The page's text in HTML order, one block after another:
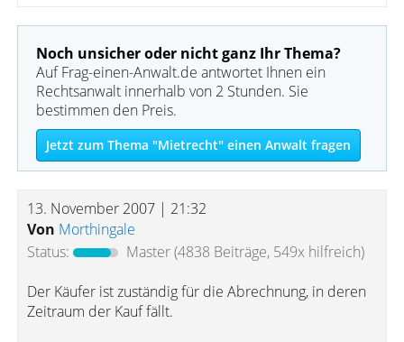
Noch unsicher oder nicht ganz Ihr Thema?
Auf Frag-einen-Anwalt.de antwortet Ihnen ein
Rechtsanwalt innerhalb von 2 Stunden. Sie
bestimmen den Preis.
Jetzt zum Thema "Mietrecht" einen Anwalt fragen
13. November 2007 | 21:32
Von Morthingale
Status:
Master(4838 Beiträge, 549x hilfreich)
Der Käufer ist zuständig für die Abrechnung, in deren
Zeitraum der Kauf fällt.